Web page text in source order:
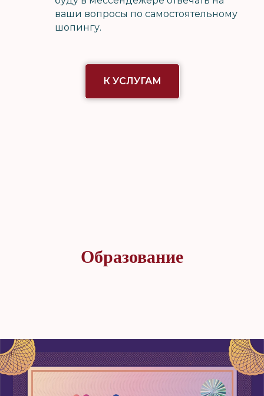
ваши вопросы по самостоятельному
шопингу.
К УСЛУГАМ
Образование